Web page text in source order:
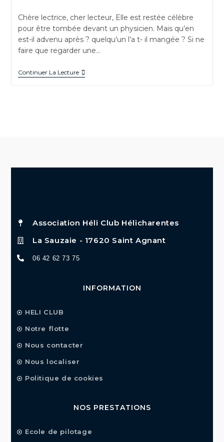
Chère lectrice, cher lecteur, Elle est restée célèbre
pour être tombée devant un physicien. Mais qu’en
est-il advenu après ? quelqu’un l’a t- il mangée ? Si ne
faire que regarder une…
Continuer La Lecture
Association Héli Club Hélicharentes
La Sauzaie - 17620 Saint Agnant
06 42 62 73 75
INFORMATION
HELI CLUB
Notre flotte
Nous contacter
Nous localiser
Politique de cookies
NOS PRESTATIONS
Ecole de pilotage